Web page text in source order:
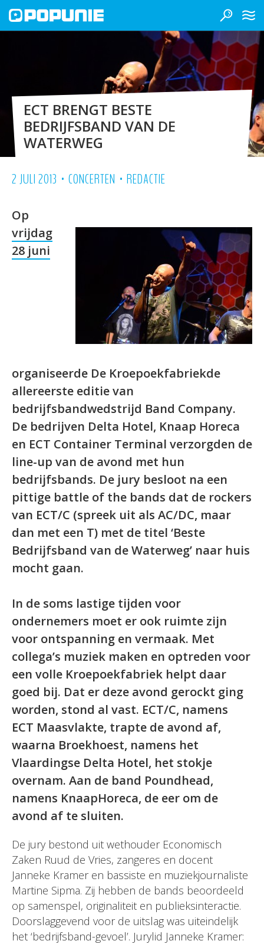
ECT BRENGT BESTE
BEDRIJFSBAND VAN DE
WATERWEG
2 JULI 2013 • CONCERTEN • REDACTIE
Op
vrijdag
28 juni
organiseerde De Kroepoekfabriekde
allereerste editie van
bedrijfsbandwedstrijd Band Company.
De bedrijven Delta Hotel, Knaap Horeca
en ECT Container Terminal verzorgden de
line-up van de avond met hun
bedrijfsbands. De jury besloot na een
pittige battle of the bands dat de rockers
van ECT/C (spreek uit als AC/DC, maar
dan met een T) met de titel ‘Beste
Bedrijfsband van de Waterweg’ naar huis
mocht gaan.
In de soms lastige tijden voor
ondernemers moet er ook ruimte zijn
voor ontspanning en vermaak. Met
collega’s muziek maken en optreden voor
een volle Kroepoekfabriek helpt daar
goed bij. Dat er deze avond gerockt ging
worden, stond al vast. ECT/C, namens
ECT Maasvlakte, trapte de avond af,
waarna Broekhoest, namens het
Vlaardingse Delta Hotel, het stokje
overnam. Aan de band Poundhead,
namens KnaapHoreca, de eer om de
avond af te sluiten.
De jury bestond uit wethouder Economisch
Zaken Ruud de Vries, zangeres en docent
Janneke Kramer en bassiste en muziekjournaliste
Martine Sipma. Zij hebben de bands beoordeeld
op samenspel, originaliteit en publieksinteractie.
Doorslaggevend voor de uitslag was uiteindelijk
het ‘bedrijfsband-gevoel’. Jurylid Janneke Kramer: